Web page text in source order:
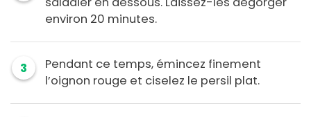
environ 20 minutes.
3
Pendant ce temps, émincez finement
l’oignon rouge et ciselez le persil plat.